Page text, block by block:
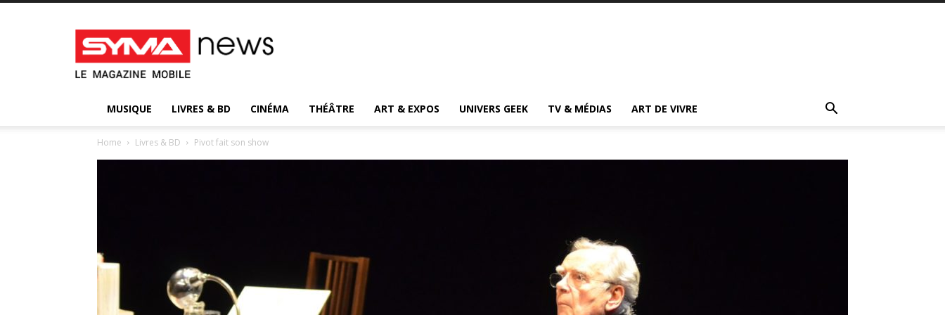
Syma
News
:
votre
d’actualité
MUSIQUE LIVRES & BD CINÉMA THÉÂTRE ART & EXPOS UNIVERS GEEK TV & MÉDIAS ART DE VIVRE
Home Livres & BD Pivot fait son show